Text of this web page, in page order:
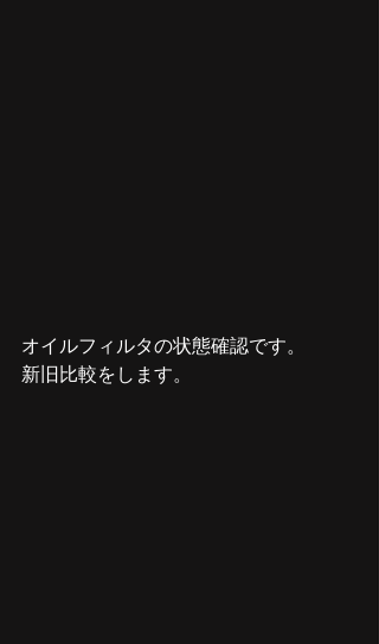
オイルフィルタの状態確認です。
新旧比較をします。